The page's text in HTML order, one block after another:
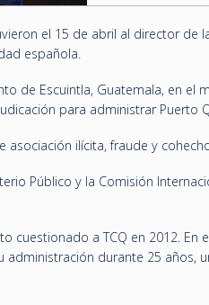
el 15 de abril al director de
española.
de Escuintla, Guatemala, en el
para administrar Puerto
asociación ilícita, fraude y
Público y la Comisión
cuestionado a TCQ en 2012. En
durante 25 años,